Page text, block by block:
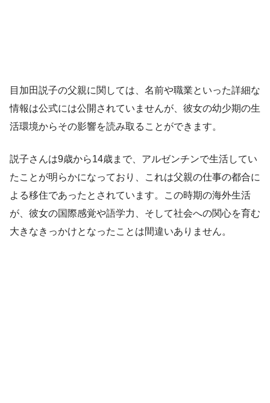
目加田説子の父親に関しては、名前や職業といった詳細な
情報は公式には公開されていませんが、彼女の幼少期の生
活環境からその影響を読み取ることができます。
説子さんは9歳から14歳まで、アルゼンチンで生活してい
たことが明らかになっており、これは父親の仕事の都合に
よる移住であったとされています。この時期の海外生活
が、彼女の国際感覚や語学力、そして社会への関心を育む
大きなきっかけとなったことは間違いありません。